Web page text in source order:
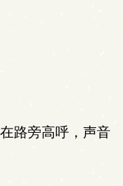
路旁高呼，声音